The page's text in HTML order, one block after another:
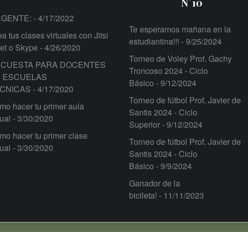
- 4/17/2022
tus clases virtuales con Jitsi
o Skype - 4/26/2020
PARA DOCENTES
ESCUELAS
- 4/17/2020
hacer tu primer aula
- 3/30/2020
hacer tu primer clase
- 3/30/2020
Te esperamos mañana en la
estudiantina!!! - 9/25/2024
Torneo de Voley Prof. Gachy
Troncoso 2024 - Ciclo
Básico - 9/12/2024
Torneo de fútbol Prof. Javier de
Santis 2024 - Ciclo
Superior- 9/12/2024
Torneo de fútbol Prof. Javier de
Santis 2024 - Ciclo
Básico - 9/9/2024
Ganador de la
bicileta! - 11/11/2023